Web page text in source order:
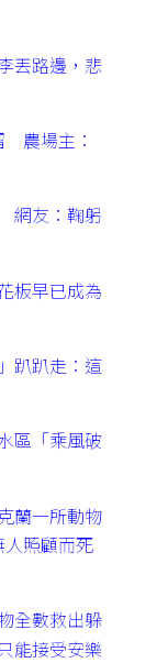
丟路邊，悲
農場主：
網友：鞠躬
板早已成為
趴趴走：這
區「乘風破
蘭一所動物
人照顧而死
全數救出躲
能接受安樂